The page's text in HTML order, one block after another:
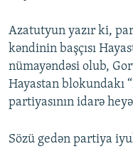
Azatutyun yazır ki,
kəndinin başçısı
nümayəndəsi olub,
Hayastan blokundakı
partiyasının idarə
Sözü gedən partiya